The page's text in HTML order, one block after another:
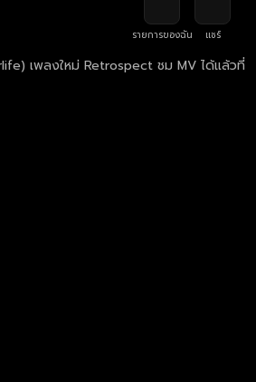
รายการของฉัน
แชร์
ใหม่ Retrospect ชม MV ได้แล้วที่